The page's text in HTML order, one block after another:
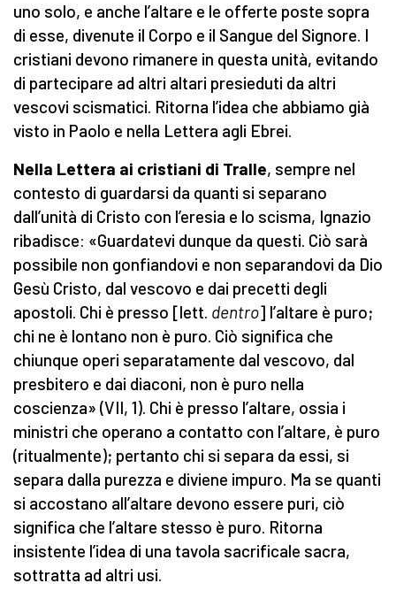
uno solo, e anche l’altare e le offerte poste sopra
di esse, divenute il Corpo e il Sangue del Signore. I
cristiani devono rimanere in questa unità, evitando
di partecipare ad altri altari presieduti da altri
vescovi scismatici. Ritorna l’idea che abbiamo già
visto in Paolo e nella Lettera agli Ebrei.
Nella Lettera ai cristiani di Tralle, sempre nel
contesto di guardarsi da quanti si separano
dall’unità di Cristo con l’eresia e lo scisma, Ignazio
ribadisce: «Guardatevi dunque da questi. Ciò sarà
possibile non gonfiandovi e non separandovi da Dio
Gesù Cristo, dal vescovo e dai precetti degli
apostoli. Chi è presso [lett. dentro] l’altare è puro;
chi ne è lontano non è puro. Ciò significa che
chiunque operi separatamente dal vescovo, dal
presbitero e dai diaconi, non è puro nella
coscienza» (VII, 1). Chi è presso l’altare, ossia i
ministri che operano a contatto con l’altare, è puro
(ritualmente); pertanto chi si separa da essi, si
separa dalla purezza e diviene impuro. Ma se quanti
si accostano all’altare devono essere puri, ciò
significa che l’altare stesso è puro. Ritorna
insistente l’idea di una tavola sacrificale sacra,
sottratta ad altri usi.